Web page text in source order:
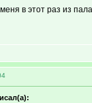
в этот раз из